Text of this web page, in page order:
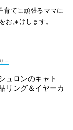
育てに頑張るママに
お届けします。
ー
ュロンのキャト
リング＆イヤーカ